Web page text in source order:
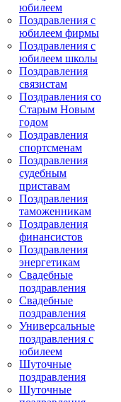
юбилеем
Поздравления с
юбилеем фирмы
Поздравления с
юбилеем школы
Поздравления
связистам
Поздравления со
Старым Новым
годом
Поздравления
спортсменам
Поздравления
судебным
приставам
Поздравления
таможенникам
Поздравления
финансистов
Поздравления
энергетикам
Свадебные
поздравления
Свадебные
поздравления
Универсальные
поздравления с
юбилеем
Шуточные
поздравления
Шуточные